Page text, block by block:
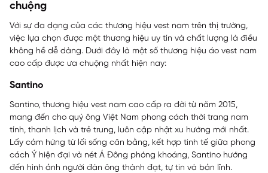
chuộng
Với sự đa dạng của các thương hiệu vest nam trên thị trường,
việc lựa chọn được một thương hiệu uy tín và chất lượng là điều
không hề dễ dàng. Dưới đây là một số thương hiệu áo vest nam
cao cấp được ưa chuộng nhất hiện nay:
Santino
Santino, thương hiệu vest nam cao cấp ra đời từ năm 2015,
mang đến cho quý ông Việt Nam phong cách thời trang nam
tính, thanh lịch và trẻ trung, luôn cập nhật xu hướng mới nhất.
Lấy cảm hứng từ lối sống cân bằng, kết hợp tinh tế giữa phong
cách Ý hiện đại và nét Á Đông phóng khoáng, Santino hướng
đến hình ảnh người đàn ông thành đạt, tự tin và bản lĩnh.